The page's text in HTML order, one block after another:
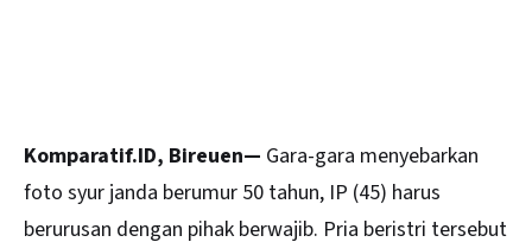
Komparatif.ID, Bireuen— Gara-gara menyebarkan
foto syur janda berumur 50 tahun, IP (45) harus
berurusan dengan pihak berwajib. Pria beristri tersebut